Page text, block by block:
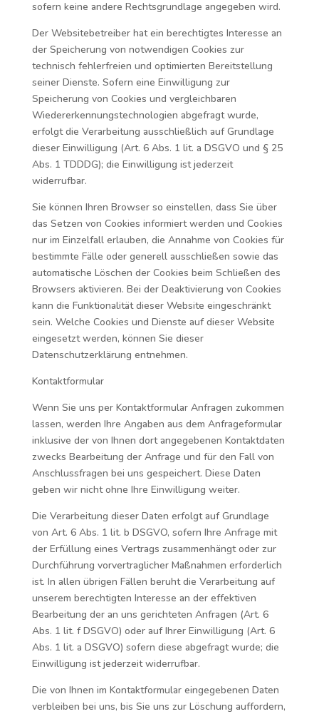
sofern keine andere Rechtsgrundlage angegeben wird.
Der Websitebetreiber hat ein berechtigtes Interesse an
der Speicherung von notwendigen Cookies zur
technisch fehlerfreien und optimierten Bereitstellung
seiner Dienste. Sofern eine Einwilligung zur
Speicherung von Cookies und vergleichbaren
Wiedererkennungstechnologien abgefragt wurde,
erfolgt die Verarbeitung ausschließlich auf Grundlage
dieser Einwilligung (Art. 6 Abs. 1 lit. a DSGVO und § 25
Abs. 1 TDDDG); die Einwilligung ist jederzeit
widerrufbar.
Sie können Ihren Browser so einstellen, dass Sie über
das Setzen von Cookies informiert werden und Cookies
nur im Einzelfall erlauben, die Annahme von Cookies für
bestimmte Fälle oder generell ausschließen sowie das
automatische Löschen der Cookies beim Schließen des
Browsers aktivieren. Bei der Deaktivierung von Cookies
kann die Funktionalität dieser Website eingeschränkt
sein. Welche Cookies und Dienste auf dieser Website
eingesetzt werden, können Sie dieser
Datenschutzerklärung entnehmen.
Kontaktformular
Wenn Sie uns per Kontaktformular Anfragen zukommen
lassen, werden Ihre Angaben aus dem Anfrageformular
inklusive der von Ihnen dort angegebenen Kontaktdaten
zwecks Bearbeitung der Anfrage und für den Fall von
Anschlussfragen bei uns gespeichert. Diese Daten
geben wir nicht ohne Ihre Einwilligung weiter.
Die Verarbeitung dieser Daten erfolgt auf Grundlage
von Art. 6 Abs. 1 lit. b DSGVO, sofern Ihre Anfrage mit
der Erfüllung eines Vertrags zusammenhängt oder zur
Durchführung vorvertraglicher Maßnahmen erforderlich
ist. In allen übrigen Fällen beruht die Verarbeitung auf
unserem berechtigten Interesse an der effektiven
Bearbeitung der an uns gerichteten Anfragen (Art. 6
Abs. 1 lit. f DSGVO) oder auf Ihrer Einwilligung (Art. 6
Abs. 1 lit. a DSGVO) sofern diese abgefragt wurde; die
Einwilligung ist jederzeit widerrufbar.
Die von Ihnen im Kontaktformular eingegebenen Daten
verbleiben bei uns, bis Sie uns zur Löschung auffordern,